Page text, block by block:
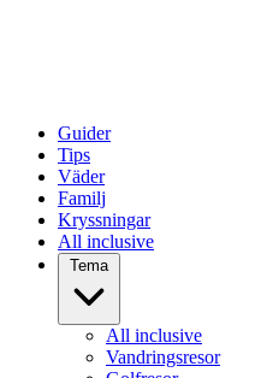
Guider
Tips
Väder
Familj
Kryssningar
All inclusive
Tema
All inclusive
Vandringsresor